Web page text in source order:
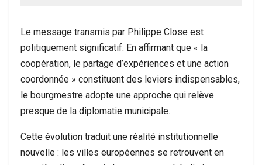
Le message transmis par Philippe Close est
politiquement significatif. En affirmant que « la
coopération, le partage d’expériences et une action
coordonnée » constituent des leviers indispensables,
le bourgmestre adopte une approche qui relève
presque de la diplomatie municipale.
Cette évolution traduit une réalité institutionnelle
nouvelle : les villes européennes se retrouvent en